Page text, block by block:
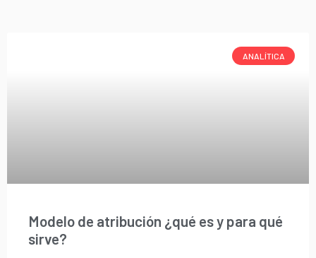
ANALÍTICA
Modelo de atribución ¿qué es y para qué
sirve?